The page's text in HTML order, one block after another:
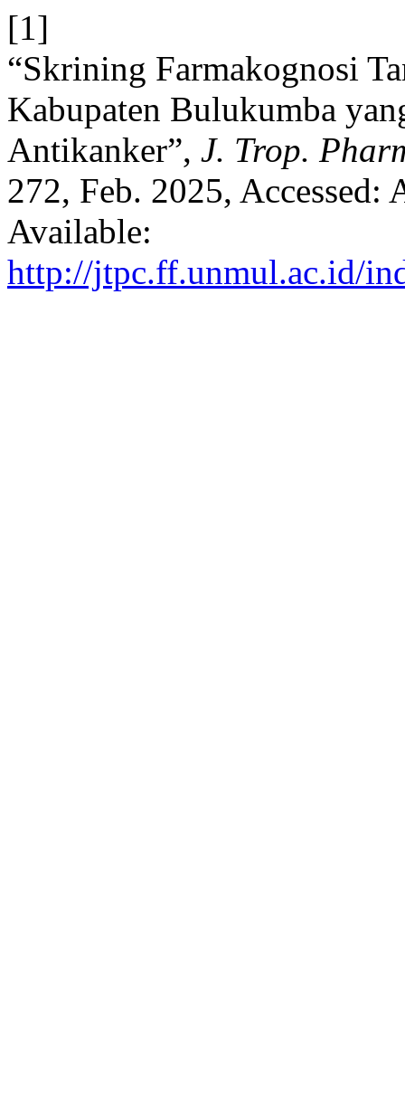
[1]
“Skrining Farmakognosi
Kabupaten Bulukumba
Antikanker”, J. Trop.
272, Feb. 2025,
Available:
http://jtpc.ff.unmul.ac.id/